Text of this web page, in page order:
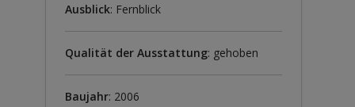
Ausblick: Fernblick
Qualität der Ausstattung: gehoben
Baujahr: 2006